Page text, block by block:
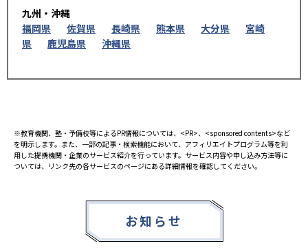
九州・沖縄
福岡県
佐賀県 長崎県 熊本県 大分県
宮崎
県
鹿児島県 沖縄県
※教育機関、塾・予備校等によるPR情報については、<PR>、<sponsored contents>など
を明示します。また、一部の記事・検索機能において、アフィリエイトプログラム等を利
用した提携機関・企業のサービス紹介を行っています。サービス内容や申し込み方法等に
ついては、リンク先の各サービスのページにある詳細情報を確認してください。
お知らせ